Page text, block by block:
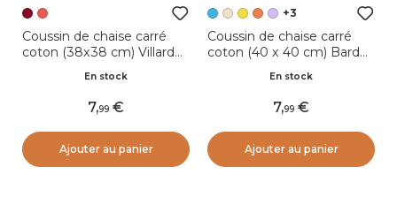
Coussin de chaise carré
coton (38x38 cm) Villard
En stock
7,99
Ajouter au panier
+3
Coussin de chaise carré
coton (40 x 40 cm) Bardot
En stock
7,99
Ajouter au panier